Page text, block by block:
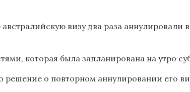
визу два раза аннулировали
которая была запланирована на утро
о повторном аннулировании его